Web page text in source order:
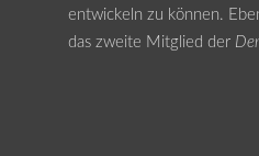
entwickeln zu können.
das zweite Mitglied der